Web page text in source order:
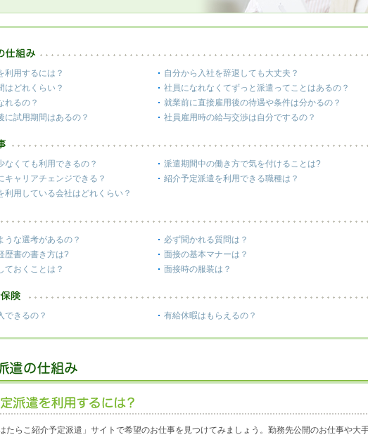
利用するには？
自分から入社を辞退しても大丈夫？
はどれくらい？
社員になれなくてずっと派遣ってことはあるの？
れるの？
就業前に直接雇用後の待遇や条件は分かるの？
に試用期間はあるの？
社員雇用時の給与交渉は自分でするの？
なくても利用できるの？
派遣期間中の働き方で気を付けることは?
キャリアチェンジできる？
紹介予定派遣を利用できる職種は？
利用している会社はどれくらい？
うな選考があるの？
必ず聞かれる質問は？
歴書の書き方は?
面接の基本マナーは？
ておくことは？
面接時の服装は？
できるの？ 有給休暇はもらえるの？
たらこ紹介予定派遣」サイトで希望のお仕事を見つけてみましょう。勤務先公開のお仕事や大